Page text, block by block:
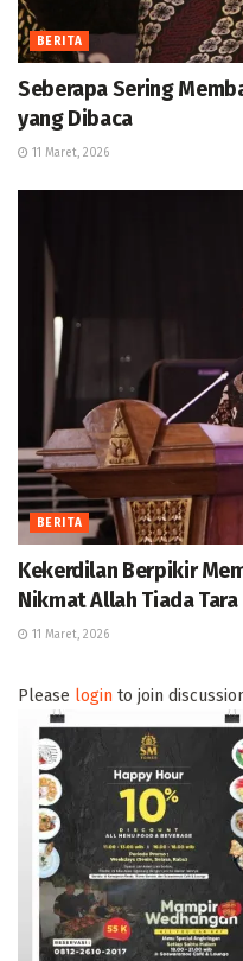
BERITA
Seberapa Sering
yang Dibaca
11 Maret, 2026
BERITA
Kekerdilan Berpikir
Nikmat Allah Tiada Tara
11 Maret, 2026
Please login to join